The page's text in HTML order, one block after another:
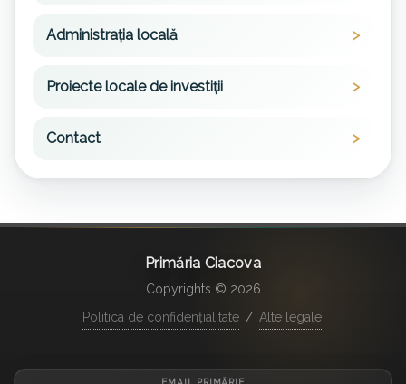
Administrația locală
Proiecte locale de investiții
Contact
Primăria Ciacova
Copyrights © 2026
Politica de confidențialitate / Alte legale
EMAIL PRIMĂRIE